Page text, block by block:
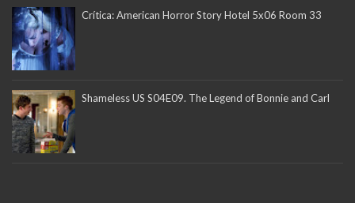
Crítica: American Horror Story Hotel 5x06 Room 33
Shameless US S04E09. The Legend of Bonnie and Carl